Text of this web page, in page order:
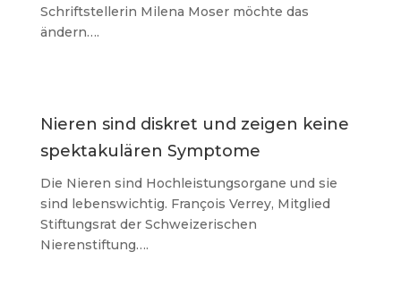
Schriftstellerin Milena Moser möchte das
ändern….
Nieren sind diskret und zeigen keine
spektakulären Symptome
Die Nieren sind Hochleistungsorgane und sie
sind lebenswichtig. François Verrey, Mitglied
Stiftungsrat der Schweizerischen
Nierenstiftung….